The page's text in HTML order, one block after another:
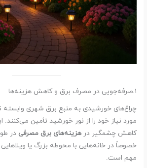
1.صرفه‌جویی در مصرف برق و کاهش هزینه‌ها
چراغ‌های خورشیدی به منبع برق شهری وابسته
مورد نیاز خود را از نور خورشید تأمین می‌کنند.
کاهش چشمگیر درهزینه‌های برق مصرفی در
خصوصاً در خانه‌هایی با محوطه بزرگ یا
مهم است.